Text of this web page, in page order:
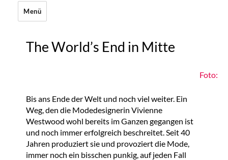
Menü
The World’s End in Mitte
Foto:
Bis ans Ende der Welt und noch viel weiter. Ein
Weg, den die Modedesignerin Vivienne
Westwood wohl bereits im Ganzen gegangen ist
und noch immer erfolgreich beschreitet. Seit 40
Jahren produziert sie und provoziert die Mode,
immer noch ein bisschen punkig, auf jeden Fall